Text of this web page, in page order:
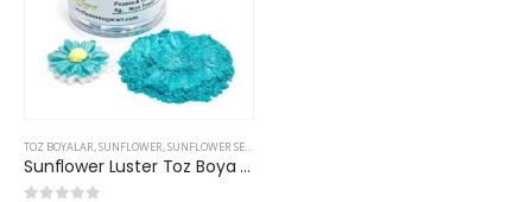
TOZ BOYALAR,SUNFLOWER,SUNFLOWER SEDEFLI
Sunflower Luster Toz Boya Peacock Green (Sedefli)